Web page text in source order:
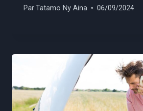
ParTatamo Ny Aina 06/09/2024